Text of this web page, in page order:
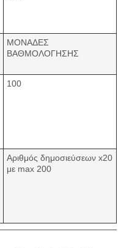
ΜΟΝΑΔΕΣ
ΒΑΘΜΟΛΟΓΗΣΗΣ
100
Αριθμός δημοσιεύσεων x20
με max 200